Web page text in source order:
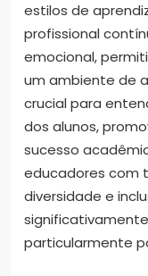
estilos de
profissional
emocional,
um ambiente de
crucial para
dos alunos,
sucesso
educadores com
diversidade e
particularmente